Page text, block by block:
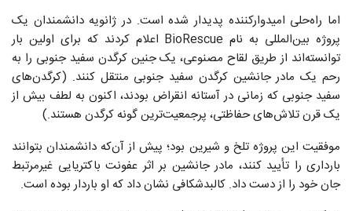
اما راه‌حلی امیدوارکننده پدیدار شده است. در ژانویه دانشمندان یک
پروژه بین‌المللی به نام BioRescue اعلام کردند که برای اولین بار
توانسته‌اند از طریق لقاح مصنوعی، یک جنین کرگدن سفید جنوبی را به
رحم یک مادر جانشین کرگدن سفید جنوبی منتقل کنند. (کرگدن‌های
سفید جنوبی که زمانی در آستانه انقراض بودند، اکنون به لطف بیش از
یک قرن تلاش‌های حفاظتی، پرجمعیت‌ترین گونه کرگدن هستند.)
موفقیت این پروژه تلخ و شیرین بود؛ پیش از آن‌که دانشمندان بتوانند
بارداری را تأیید کنند، مادر جانشین بر اثر عفونت باکتریایی غیرمرتبط
جان خود را از دست داد. کالبدشکافی نشان داد که او باردار بوده است.